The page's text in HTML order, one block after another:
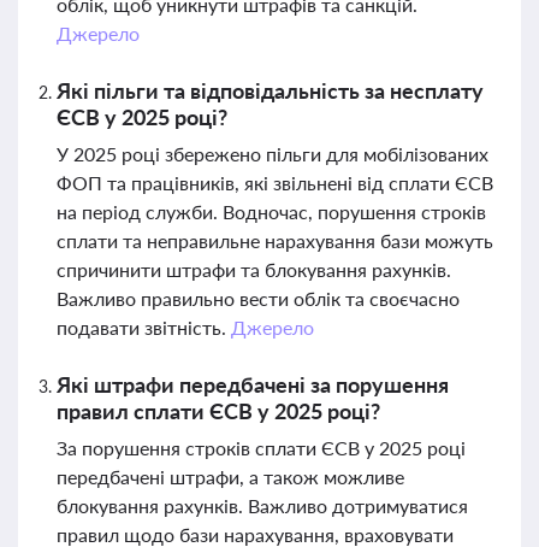
Джерело
Які пільги та відповідальність за несплату
ЄСВ у 2025 році?
У 2025 році збережено пільги для мобілізованих
ФОП та працівників, які звільнені від сплати ЄСВ
на період служби. Водночас, порушення строків
сплати та неправильне нарахування бази можуть
спричинити штрафи та блокування рахунків.
Важливо правильно вести облік та своєчасно
подавати звітність. Джерело
Які штрафи передбачені за порушення
правил сплати ЄСВ у 2025 році?
За порушення строків сплати ЄСВ у 2025 році
передбачені штрафи, а також можливе
блокування рахунків. Важливо дотримуватися
правил щодо бази нарахування, враховувати